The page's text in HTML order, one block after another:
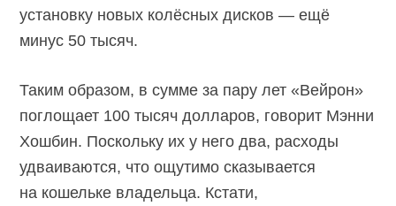
установку новых колёсных дисков — ещё
минус 50 тысяч.
Таким образом, в сумме за пару лет «Вейрон»
поглощает 100 тысяч долларов, говорит Мэнни
Хошбин. Поскольку их у него два, расходы
удваиваются, что ощутимо сказывается
на кошельке владельца. Кстати,